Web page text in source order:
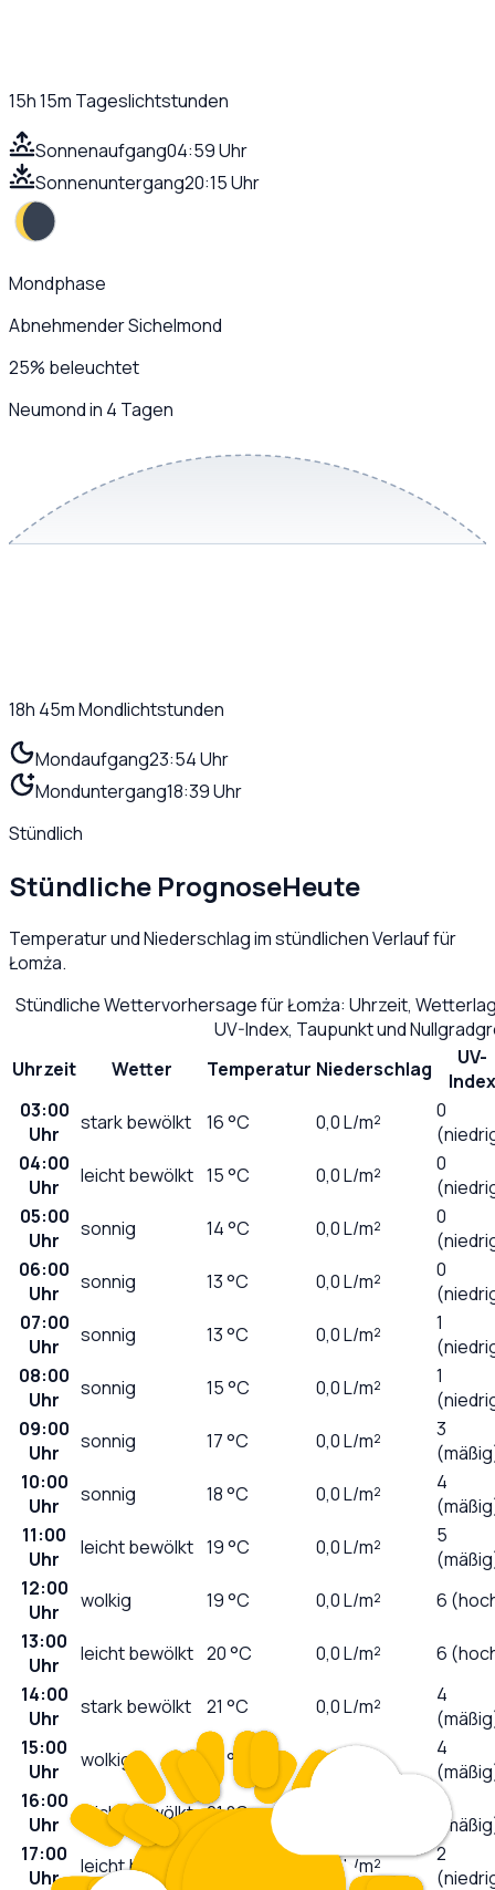
15h 15m Tageslichtstunden
Sonnenaufgang04:59 Uhr
Sonnenuntergang20:15 Uhr
Mondphase
Abnehmender Sichelmond
25% beleuchtet
Neumond in 4 Tagen
18h 45mMondlichtstunden
Mondaufgang23:54 Uhr
Monduntergang18:39 Uhr
Stündlich
Stündliche PrognoseHeute
Temperatur und Niederschlag im stündlichen Verlauf für
Łomża.
Stündliche Wettervorhersage fürŁomża: Uhrzeit,
UV-Index, Taupunkt und
Uhrzeit
Wetter Temperatur Niederschlag
UV-
Index
03:00
Uhr
stark bewölkt 16°C 0,0L/m²
0
04:00
Uhr
leicht bewölkt 15°C 0,0L/m²
0
05:00
Uhr
sonnig 14°C 0,0L/m²
0
06:00
Uhr
sonnig 13°C 0,0L/m²
0
07:00
Uhr
sonnig 13°C 0,0L/m²
1
08:00
Uhr
sonnig 15°C 0,0L/m²
1
09:00
Uhr
sonnig 17°C 0,0L/m²
3
10:00
Uhr
sonnig 18°C 0,0L/m²
4
11:00
Uhr
leicht bewölkt 19°C 0,0L/m²
5
12:00
Uhr
wolkig 19°C 0,0L/m²
6
13:00
Uhr
leicht bewölkt 20°C 0,0L/m²
6
14:00
Uhr
stark bewölkt 21 °C 0,0L/m²
4
15:00
Uhr
wolkig 21 °C 0,0 L/m²
4
16:00
Uhr
leicht bewölkt 21°C
3
17:00
Uhr
leicht bewölkt 0,0L/m²
2